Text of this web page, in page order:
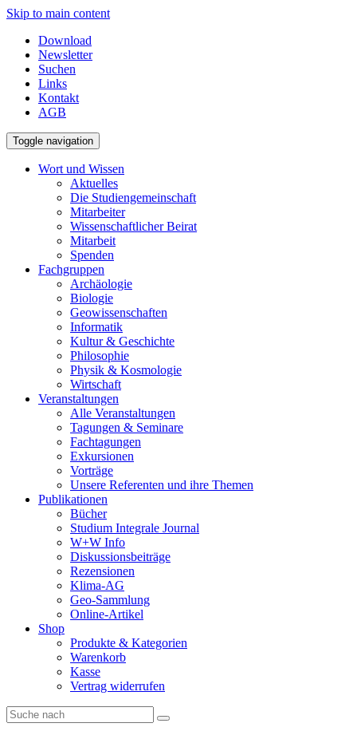
Skip to main content
Download
Newsletter
Suchen
Links
Kontakt
AGB
Toggle navigation
Wort und Wissen
Aktuelles
Die Studiengemeinschaft
Mitarbeiter
Wissenschaftlicher Beirat
Mitarbeit
Spenden
Fachgruppen
Archäologie
Biologie
Geowissenschaften
Informatik
Kultur & Geschichte
Philosophie
Physik & Kosmologie
Wirtschaft
Veranstaltungen
Alle Veranstaltungen
Tagungen & Seminare
Fachtagungen
Exkursionen
Vorträge
Unsere Referenten und ihre Themen
Publikationen
Bücher
Studium Integrale Journal
W+W Info
Diskussionsbeiträge
Rezensionen
Klima-AG
Geo-Sammlung
Online-Artikel
Shop
Produkte & Kategorien
Warenkorb
Kasse
Vertrag widerrufen